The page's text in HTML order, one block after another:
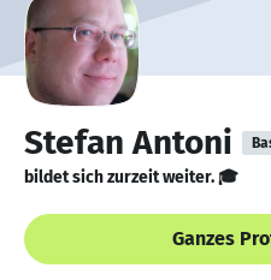
Stefan Antoni
bildet sich zurzeit weiter. 🎓
Ganzes